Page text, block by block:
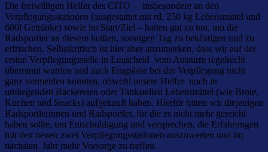
Die freiwilligen Helfer des CITO – insbesondere an den
Verpflegungsstationen (ausgestattet mit rd. 250 kg Lebensmittel und
600l Getränke) sowie im Start/Ziel – hatten gut zu tun, um die
Radsportler an diesem heißen, sonnigen Tag zu beköstigen und zu
erfrischen. Selbstkritisch ist hier aber anzumerken, dass wir auf der
ersten Verpflegungsstelle in Leuscheid vom Ansturm regelrecht
überrannt wurden und auch Engpässe bei der Verpflegung nicht
ganz vermeiden konnten, obwohl unsere Helfer noch in
umliegenden Bäckereien oder Tankstellen Lebensmittel (wie Brote,
Kuchen und Snacks) aufgekauft haben. Hierfür bitten wir diejenigen
Radsportlerinnen und Radsportler, für die es nicht mehr gereicht
haben sollte, um Entschuldigung und versprechen, die Erfahrungen
mit den neuen zwei Verpflegungsstationen auszuwerten und im
nächsten Jahr mehr Vorsorge zu treffen.